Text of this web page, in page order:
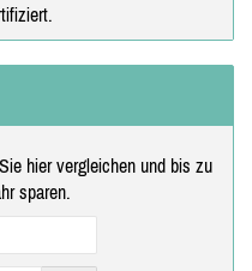
hier vergleichen und bis zu
sparen.